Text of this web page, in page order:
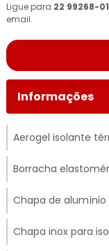
Ligue para 22 99268-
email.
Informações
Aerogel isolante
Borracha
Chapa de
Chapa inox para